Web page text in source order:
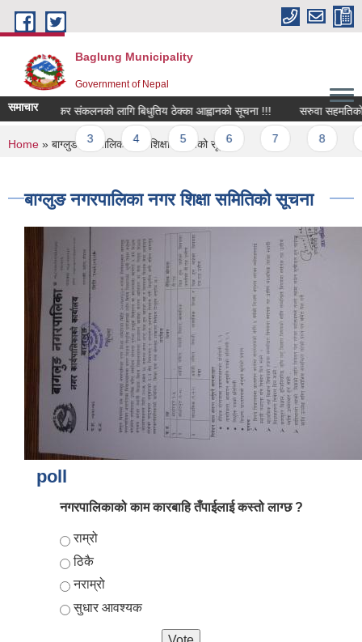
Skip to main content
Baglung Municipality
Government of Nepal
समाचार
कार्यको कर संकलनको लागि बिधुतिय ठेक्का आह्वानको सूचना !!! सरुवा सहमतिको
3 4 5 6
You are here
Home » बाग्लुङ नगरपालिका नगर शिक्षा समितिको सूचना
बाग्लुङ नगरपालिका नगर शिक्षा समितिको सूचना
poll
नगरपालिकाको काम कारबाहि तँपाईलाई कस्तो लाग्छ ?
Choices
राम्रो
ठिकै
नराम्रो
सुधार आवश्यक